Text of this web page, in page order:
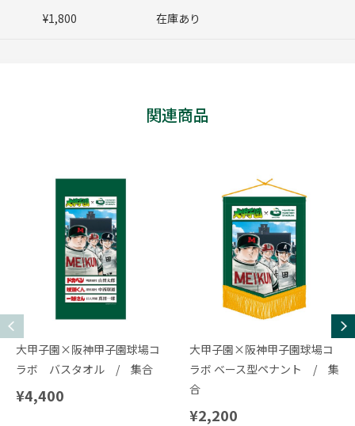
¥1,800 在庫あり
関連商品
大甲子園×阪神甲子園球場コ
ラボ バスタオル / 集合
¥4,400
大甲子園×阪神甲子園球場コ
ラボ ベース型ペナント / 集
合
¥2,200